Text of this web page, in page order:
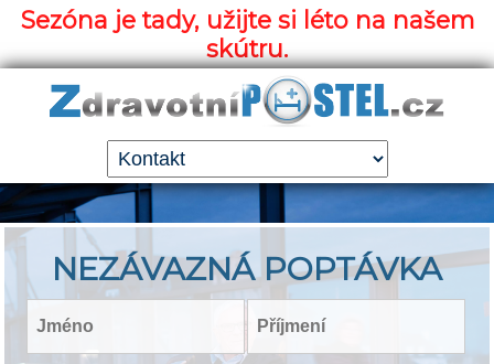
Sezóna je tady, užijte si léto na našem
skútru.
NEZÁVAZNÁ POPTÁVKA